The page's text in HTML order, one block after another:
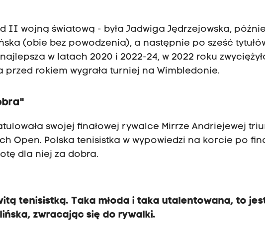
II wojną światową - była Jadwiga Jędrzejowska,
(obie bez powodzenia), a następnie po sześć
w latach 2020 i 2022-24, w 2022 roku
przed rokiem wygrała turniej na Wimbledonie.
swojej finałowej rywalce Mirrze Andriejewej
Open. Polska tenisistka w wypowiedzi na korcie po
dla niej za dobra.
tenisistką. Taka młoda i taka utalentowana, to
zwracając się do rywalki.